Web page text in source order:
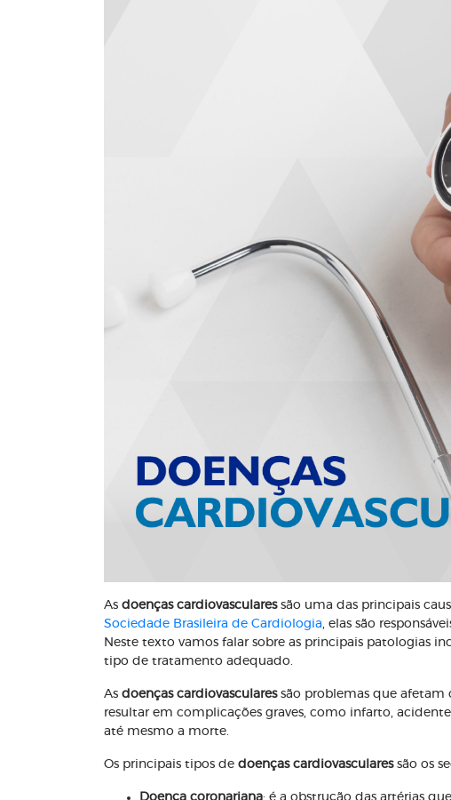
As doenças cardiovascularessão uma das principais
Sociedade Brasileira de Cardiologia, elas são
Neste texto vamos falar sobre as principais patologias
tipo de tratamento adequado.
As doenças cardiovascularessão problemas que afetam
resultar em complicações graves, como infarto,
até mesmo a morte.
Os principais tipos de doenças cardiovascularessão os
Doença coronariana: é a obstrução das artérias